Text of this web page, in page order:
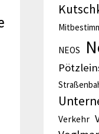
NEOS
Verkehr